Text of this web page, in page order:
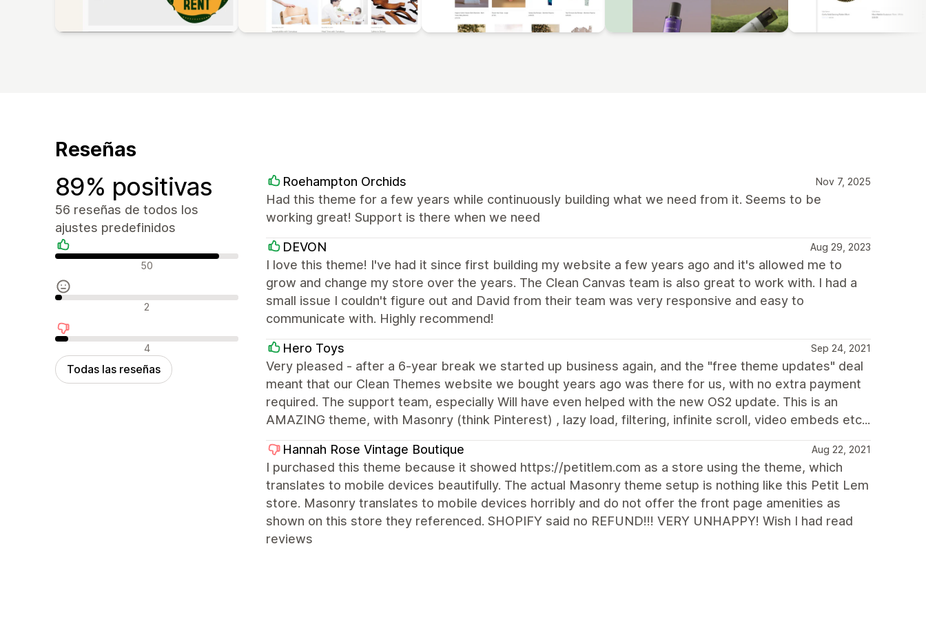
Reseñas
89% positivas
56 reseñas de todos los
ajustes predefinidos
Reseñas positivas50
Reseñas neutras 2
Reseñas negativas
4
Todas las reseñas
Roehampton Orchids Nov 7, 2025
Had this theme for a few years while continuously building what we need from it. Seems to be
working great! Support is there when we need
DEVON Aug 29, 2023
I love this theme! I've had it since first building my website a few years ago and it's allowed me to
grow and change my store over the years. The Clean Canvas team is also great to work with. I had a
small issue I couldn't figure out and David from their team was very responsive and easy to
communicate with. Highly recommend!
Hero Toys Sep 24, 2021
Very pleased - after a 6-year break we started up business again, and the "free theme updates" deal
meant that our Clean Themes website we bought years ago was there for us, with no extra payment
required. The support team, especially Will have even helped with the new OS2 update. This is an
AMAZING theme, with Masonry (think Pinterest) , lazy load, filtering, infinite scroll, video embeds etc...
Hannah Rose Vintage Boutique Aug 22, 2021
I purchased this theme because it showed https://petitlem.com as a store using the theme, which
translates to mobile devices beautifully. The actual Masonry theme setup is nothing like this Petit Lem
store. Masonry translates to mobile devices horribly and do not offer the front page amenities as
shown on this store they referenced. SHOPIFY said no REFUND!!! VERY UNHAPPY! Wish I had read
reviews